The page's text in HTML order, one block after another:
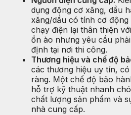
dụng động cơ xăng, dầu
xăng/dầu có tính cơ
chạy điện lại thân thiện
ồn ào nhưng yêu cầu
định tại nơi thi công.
Thương hiệu và chế độ
các thương hiệu uy tín,
ràng. Một chế độ bảo
hỗ trợ kỹ thuật nhanh
chất lượng sản phẩm và
nhà cung cấp.